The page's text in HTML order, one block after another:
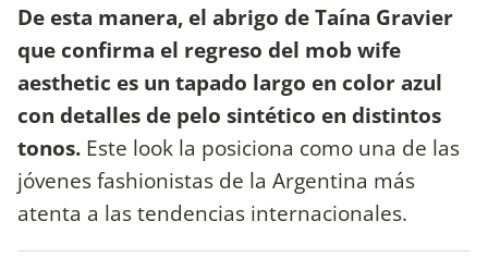
De esta manera, el abrigo de Taína Gravier
que confirma el regreso del mob wife
aesthetic es un tapado largo en color azul
con detalles de pelo sintético en distintos
tonos. Este look la posiciona como una de las
jóvenes fashionistas de la Argentina más
atenta a las tendencias internacionales.